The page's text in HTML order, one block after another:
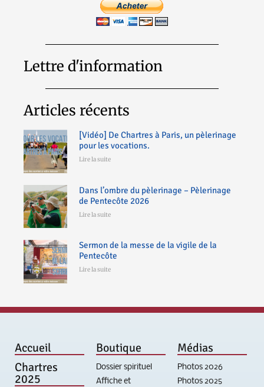
Lettre d'information
Articles récents
[Vidéo] De Chartres à Paris, un pèlerinage
pour les vocations.
Lire la suite
Dans l’ombre du pèlerinage – Pèlerinage
de Pentecôte 2026
Lire la suite
Sermon de la messe de la vigile de la
Pentecôte
Lire la suite
Accueil
Chartres
2025
Boutique
Dossier spirituel
Affiche et
Médias
Photos 2026
Photos 2025